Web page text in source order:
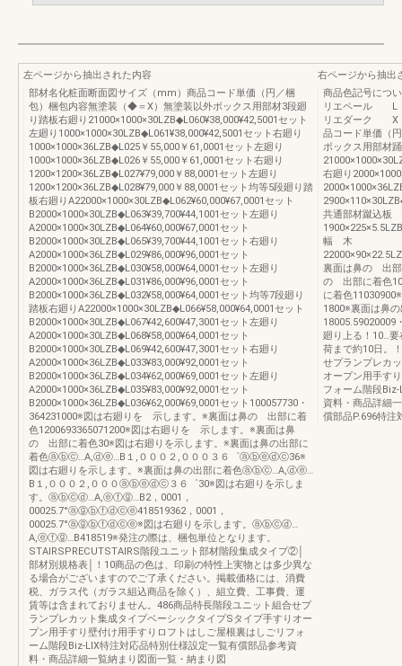
左ページから抽出された内容
部材名化粧面断面図サイズ（mm）商品コード単価（円／梱
包）梱包内容無塗装（◆＝X）無塗装以外ボックス用部材3段廻
り踏板右廻り21000×1000×30LZB◆L060¥38,000¥42,5001セット
左廻り1000×1000×30LZB◆L061¥38,000¥42,5001セット右廻り
1000×1000×36LZB◆L025￥55,000￥61,0001セット左廻り
1000×1000×36LZB◆L026￥55,000￥61,0001セット右廻り
1200×1200×36LZB◆L027¥79,000￥88,0001セット左廻り
1200×1200×36LZB◆L028¥79,000￥88,0001セット均等5段廻り踏
板右廻りA22000×1000×30LZB◆L062¥60,000¥67,0001セット
B2000×1000×30LZB◆L063¥39,700¥44,1001セット左廻り
A2000×1000×30LZB◆L064¥60,000¥67,0001セット
B2000×1000×30LZB◆L065¥39,700¥44,1001セット右廻り
A2000×1000×36LZB◆L029¥86,000¥96,0001セット
B2000×1000×36LZB◆L030¥58,000¥64,0001セット左廻り
A2000×1000×36LZB◆L031¥86,000¥96,0001セット
B2000×1000×36LZB◆L032¥58,000¥64,0001セット均等7段廻り
踏板右廻りA22000×1000×30LZB◆L066¥58,000¥64,0001セット
B2000×1000×30LZB◆L067¥42,600¥47,3001セット左廻り
A2000×1000×30LZB◆L068¥58,000¥64,0001セット
B2000×1000×30LZB◆L069¥42,600¥47,3001セット右廻り
A2000×1000×36LZB◆L033¥83,000¥92,0001セット
B2000×1000×36LZB◆L034¥62,000¥69,0001セット左廻り
A2000×1000×36LZB◆L035¥83,000¥92,0001セット
B2000×1000×36LZB◆L036¥62,000¥69,0001セット100057730・
364231000※図は右廻りを 示します。※裏面は鼻の 出部に着
色1200693365071200※図は右廻りを 示します。※裏面は鼻
の 出部に着色30※図は右廻りを示します。※裏面は鼻の出部に
着色ⓐⓑⓒ…A,ⓓⓔ…B１,０００２,０００３６゜ⓐⓑⓔⓓⓒ36※
図は右廻りを示します。※裏面は鼻の出部に着色ⓐⓑⓒ…A,ⓓⓔ…
B１,０００２,０００ⓐⓑⓔⓓⓒ３６゜30※図は右廻りを示しま
す。ⓐⓑⓒⓓ…A,ⓔⓕⓖ…B2，0001，
00025.7°ⓐⓖⓑⓕⓓⓒⓔ418519362，0001，
00025.7°ⓐⓖⓑⓕⓓⓒⓔ※図は右廻りを示します。ⓐⓑⓒⓓ…
A,ⓔⓕⓖ…B418519※発注の際は、梱包単位となります。
STAIRSPRECUTSTAIRS階段ユニット部材階段集成タイプ②│
部材別規格表│！10商品の色は、印刷の特性上実物とは多少異な
る場合がございますのでご了承ください。掲載価格には、消費
税、ガラス代（ガラス組込商品を除く）、組立費、工事費、運
賃等は含まれておりません。486商品特長階段ユニット組合せプ
ランプレカット集成タイプベーシックタイプSタイプ手すりオー
プン用手すり壁付け用手すりロフトはしご屋根裏はしごリフォ
ーム階段Biz-LIX特注対応品特別仕様設定一覧有償部品参考資
料・商品詳細一覧納まり図面一覧・納まり図
右ページから抽出
商品色記号につ
リエペール L
リエダーク X：
品コード単価（
ボックス用部材
右廻り
共通部材蹴込板
幅 木
裏面は鼻の 出部
の 出部に着色
に着色
1800※裏面は鼻
18005.59020009
廻り上る！10…
荷まで約10日。
せプランプレカ
オープン用手す
フォーム階段
資料・商品詳細
償部品P.696特注